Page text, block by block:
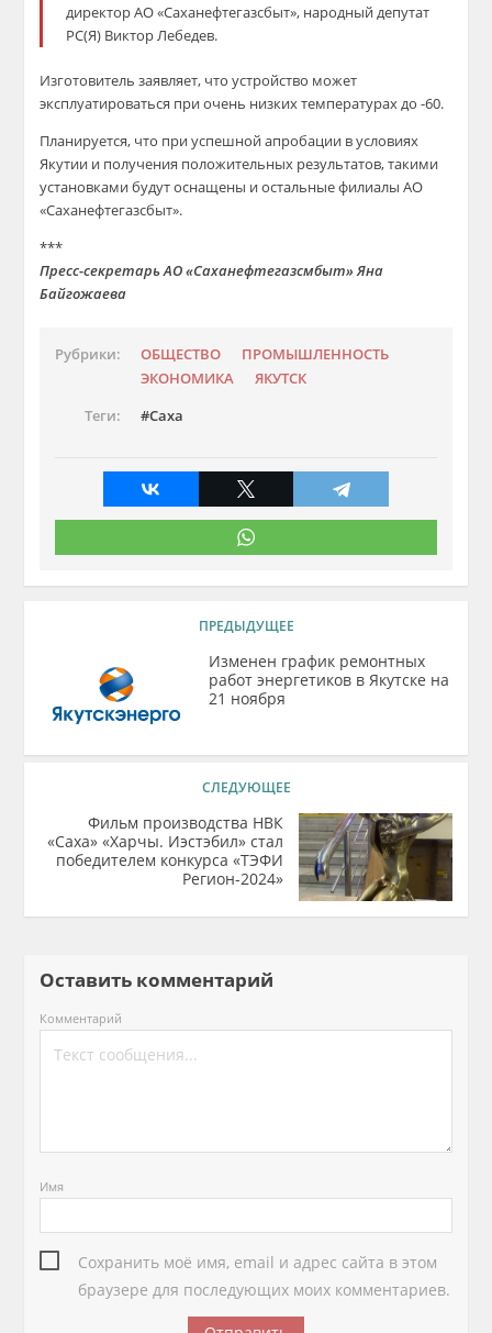
директор АО «Саханефтегазсбыт», народный депутат
РС(Я) Виктор Лебедев.
Изготовитель заявляет, что устройство может
эксплуатироваться при очень низких температурахдо-60.
Планируется, что при успешнойапробации в условиях
Якутии и получения положительных результатов, такими
установками будут оснащены и остальные филиалы АО
«Саханефтегазсбыт».
***
Пресс-секретарь АО «Саханефтегазсмбыт» Яна
Байгожаева
Рубрики: ОБЩЕСТВО
ПРОМЫШЛЕННОСТЬ
ЭКОНОМИКА
ЯКУТСК
Теги:
Саха
ПРЕДЫДУЩЕЕ
Изменен график ремонтных
работ энергетиков в Якутске на
21 ноября
СЛЕДУЮЩЕЕ
Фильм производства НВК
«Саха» «Харчы. Иэстэбил» стал
победителем конкурса «ТЭФИ
Регион-2024»
Оставить комментарий
Комментарий
Имя
Сохранить моё имя, email и адрес сайта в этом
браузере для последующих моих комментариев.